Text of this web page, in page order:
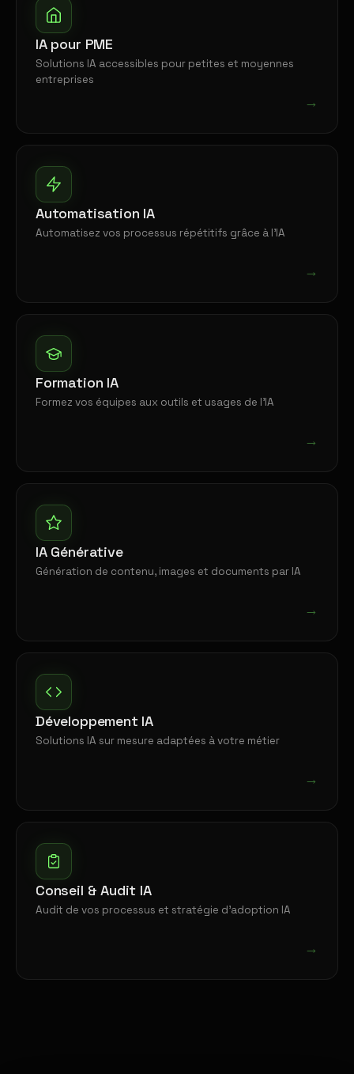
IA pour PME
Solutions IA accessibles pour petites et moyennes
entreprises
→
Automatisation IA
Automatisez vos processus répétitifs grâce à l'IA
→
Formation IA
Formez vos équipes aux outils et usages de l'IA
→
IA Générative
Génération de contenu, images et documents par IA
→
Développement IA
Solutions IA sur mesure adaptées à votre métier
→
Conseil & Audit IA
Audit de vos processus et stratégie d'adoption IA
→